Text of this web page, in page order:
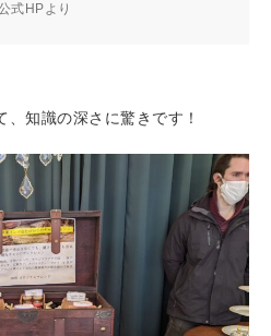
式HPより
知識の深さに驚きです！